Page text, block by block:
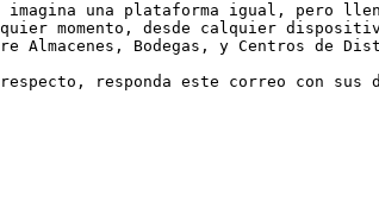
una plataforma igual, pero
momento, desde calquier
Almacenes, Bodegas, y Centros de
responda este correo con sus